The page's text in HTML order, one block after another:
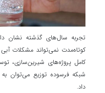
تجربه سال‌های گذشته نشان
کوتاه‌مدت نمی‌تواند مشکلات آبی
کامل پروژه‌های شیرین‌سازی،
شبکه فرسوده توزیع می‌توان
داد.